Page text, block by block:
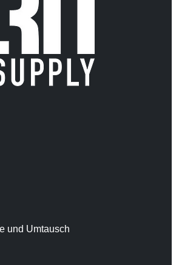
und Umtausch